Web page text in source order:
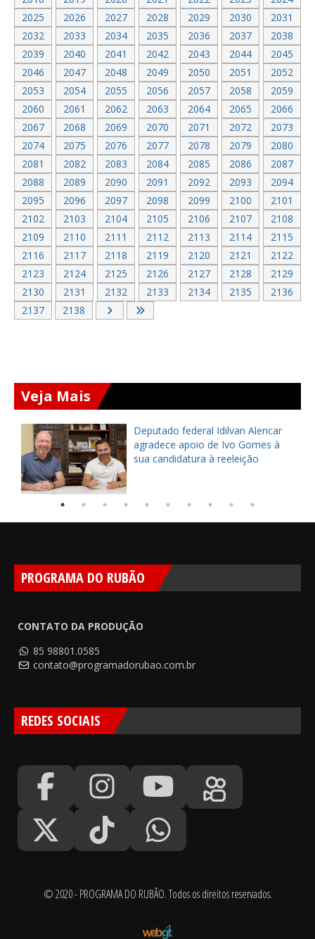
2025
2026 2027 2028 2029 2030
2031
2032
2033 2034 2035 2036 2037
2038
2039
2040 2041 2042 2043 2044
2045
2046
2047 2048 2049 2050 2051
2052
2053
2054 2055 2056 2057 2058
2059
2060
2061 2062 2063 2064 2065
2066
2067
2068 2069 2070 2071 2072
2073
2074
2075 2076 2077 2078 2079
2080
2081
2082 2083 2084 2085 2086
2087
2088
2089 2090 2091 2092 2093
2094
2095
2096 2097 2098 2099 2100
2101
2102
2103 2104 2105 2106 2107
2108
2109
2110 2111 2112 2113 2114
2115
2116
2117 2118 2119 2120 2121
2122
2123
2124 2125 2126 2127 2128
2129
2130
2131 2132 2133 2134 2135
2136
2137
2138
Veja Mais
Prefeito Dr. Leonildo entrega CRAS
do Sereno reformado e
modernizado em Ocara
PROGRAMA DO RUBÃO
CONTATO DA PRODUÇÃO
85 98801.0585
contato@programadorubao.com.br
REDES SOCIAIS
© 2020 - PROGRAMA DO RUBÃO. Todos os direitos reservados.